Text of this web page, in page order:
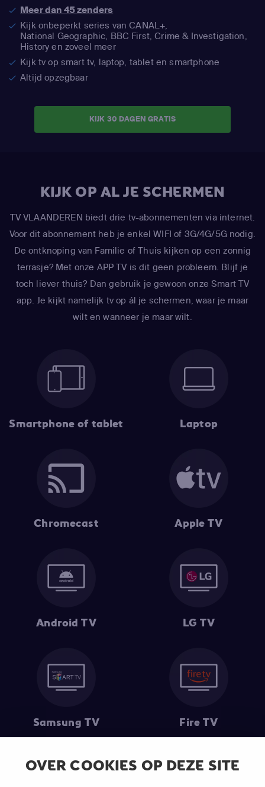
OVER COOKIES OP DEZE SITE
Meer dan 45 zenders
Kijk onbeperkt series van CANAL+,
National Geographic, BBC First, Crime & Investigation,
History en zoveel meer
Kijk tv op smart tv, laptop, tablet en smartphone
Altijd opzegbaar
KIJK 30 DAGEN GRATIS
KIJK OP AL JE SCHERMEN
TV VLAANDEREN biedt drie tv-abonnementen via internet.
Voor dit abonnement heb je enkel WIFI of 3G/4G/5G nodig.
De ontknoping van Familie of Thuis kijken op een zonnig
terrasje? Met onze APP TV is dit geen probleem. Blijf je
toch liever thuis? Dan gebruik je gewoon onze Smart TV
app. Je kijkt namelijk tv op ál je schermen, waar je maar
wilt en wanneer je maar wilt.
Smartphone of tablet Laptop
Chromecast Apple TV
Android TV LG TV
Samsung TV Fire TV